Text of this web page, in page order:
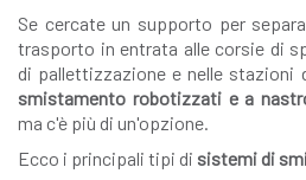
Se cercate un supporto per
trasporto in entrata alle corsie di
di pallettizzazione e nelle stazioni
smistamento robotizzati e a
ma c'è più di un'opzione.
Ecco i principali tipi di sistemi di